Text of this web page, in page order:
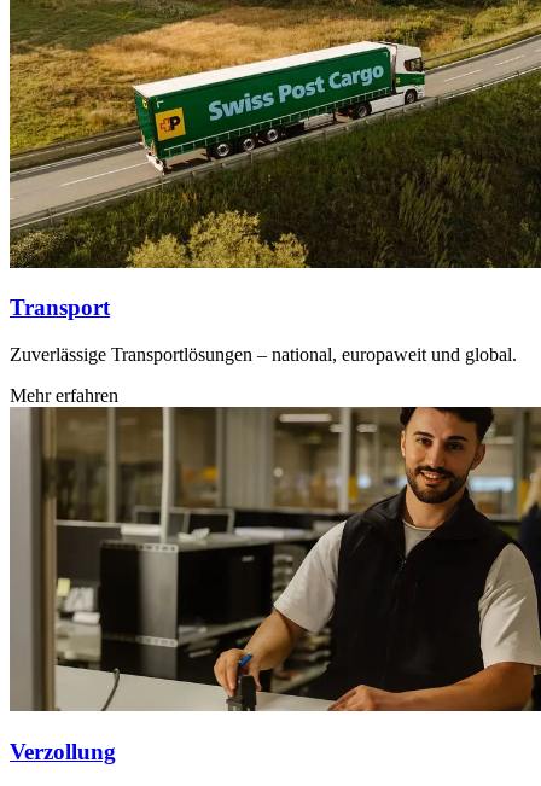
Transport
Zuverlässige Transportlösungen – national, europaweit und global.
Mehr erfahren
Verzollung